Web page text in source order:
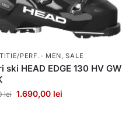
PERF.- MEN,SALE
ski HEAD EDGE 130 HV GW
lei 1.690,00 lei